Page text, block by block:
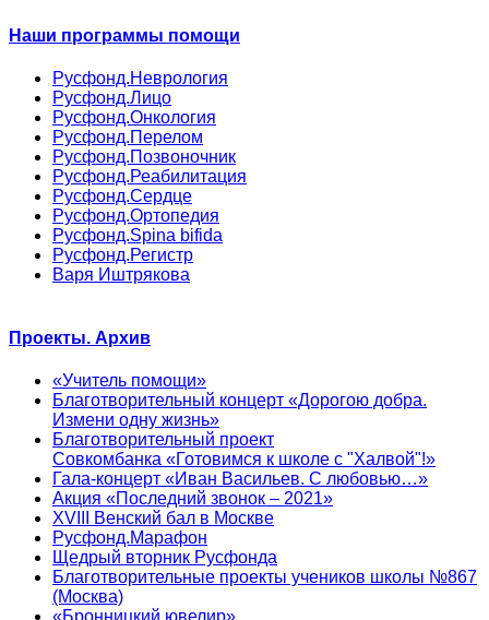
Наши программы помощи
Русфонд.Неврология
Русфонд.Лицо
Русфонд.Онкология
Русфонд.Перелом
Русфонд.Позвоночник
Русфонд.Реабилитация
Русфонд.Сердце
Русфонд.Ортопедия
Русфонд.Spina bifida
Русфонд.Регистр
Варя Иштрякова
Проекты. Архив
«Учитель помощи»
Благотворительный концерт «Дорогою добра.
Измени одну жизнь»
Благотворительный проект
Совкомбанка «Готовимся к школе с "Халвой"!»
Гала-концерт «Иван Васильев. С любовью…»
Акция «Последний звонок – 2021»
XVIII Венский бал в Москве
Русфонд.Марафон
Щедрый вторник Русфонда
Благотворительные проекты учеников школы №867
(Москва)
«Бронницкий ювелир»